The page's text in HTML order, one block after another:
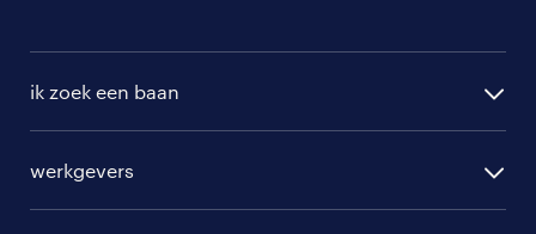
ik zoek een baan
werkgevers